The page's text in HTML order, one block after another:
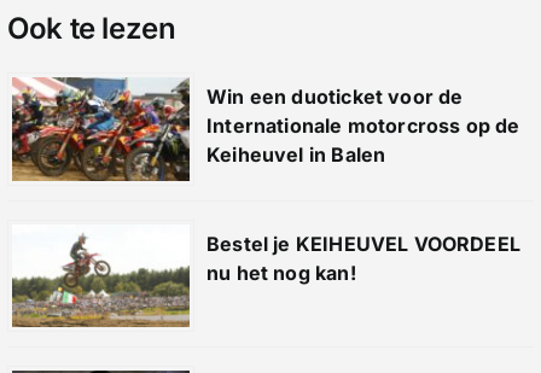
Ook te lezen
Win een duoticket voor de
Internationale motorcross op de
Keiheuvel in Balen
Bestel je KEIHEUVEL VOORDEEL
nu het nog kan!